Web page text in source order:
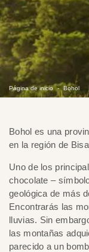
Página de inicio Bohol
Bohol​ es una
en la región de
Uno de los
chocolate –
geológica de más
Encontrarás las
lluvias. Sin
las montañas
parecido a un